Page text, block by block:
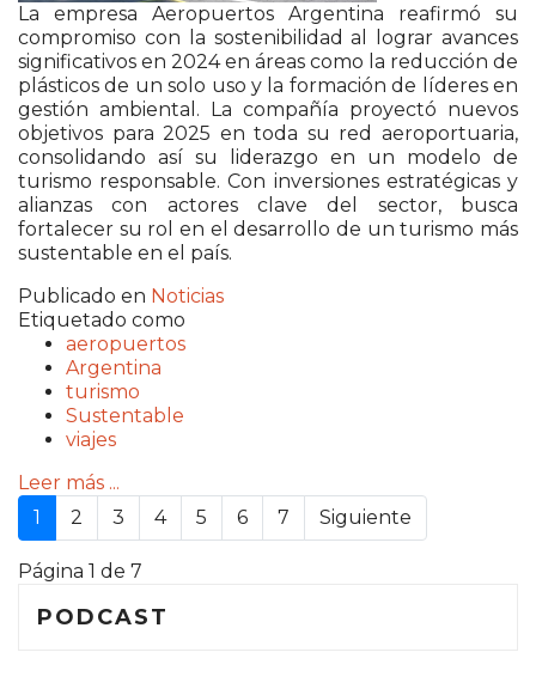
La empresa Aeropuertos Argentina reafirmó su
compromiso con la sostenibilidad al lograr avances
significativos en 2024 en áreas como la reducción de
plásticos de un solo uso y la formación de líderes en
gestión ambiental. La compañía proyectó nuevos
objetivos para 2025 en toda su red aeroportuaria,
consolidando así su liderazgo en un modelo de
turismo responsable. Con inversiones estratégicas y
alianzas con actores clave del sector, busca
fortalecer su rol en el desarrollo de un turismo más
sustentable en el país.
Publicado en Noticias
Etiquetado como
aeropuertos
Argentina
turismo
Sustentable
viajes
Leer más ...
1
2 3 4 5 6 7 Siguiente
Página 1 de 7
PODCAST